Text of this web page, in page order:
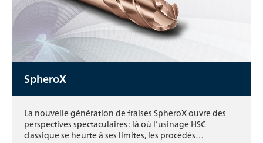
SpheroX
La nouvelle génération de fraises SpheroX ouvre des
perspectives spectaculaires : là où l’usinage HSC
classique se heurte à ses limites, les procédés…